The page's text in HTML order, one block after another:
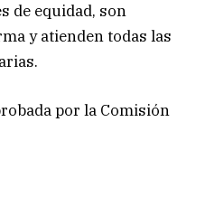
de equidad, son
y atienden todas las
por la Comisión